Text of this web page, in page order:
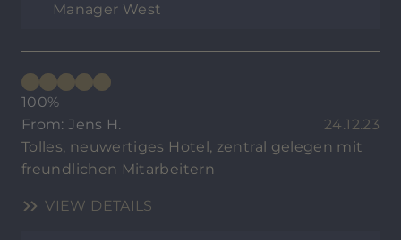
Manager West
100%
From: Jens H.
24.12.23
Tolles, neuwertiges Hotel, zentral gelegen mit
freundlichen Mitarbeitern
VIEW DETAILS